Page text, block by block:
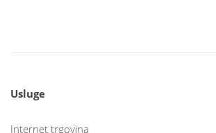
Usluge
Internet trgovina